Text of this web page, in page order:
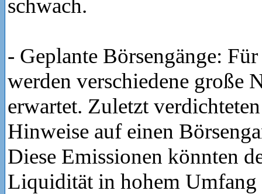
schwach.
- Geplante Börsengänge:
werden verschiedene große
erwartet. Zuletzt
Hinweise auf einen
Diese Emissionen könnten
Liquidität in hohem